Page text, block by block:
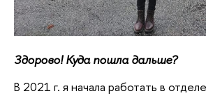
Здорово! Куда пошла дальше?
В 2021 г. я начала работать в